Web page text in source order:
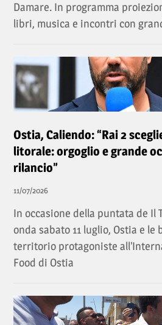
Damare. In programma
libri, musica e incontri con
Ostia, Caliendo: “Rai 2
litorale: orgoglio e grande
rilancio”
11/07/2026
In occasione della puntata de Il
onda sabato 11 luglio, Ostia e le
territorio protagoniste
Food di Ostia